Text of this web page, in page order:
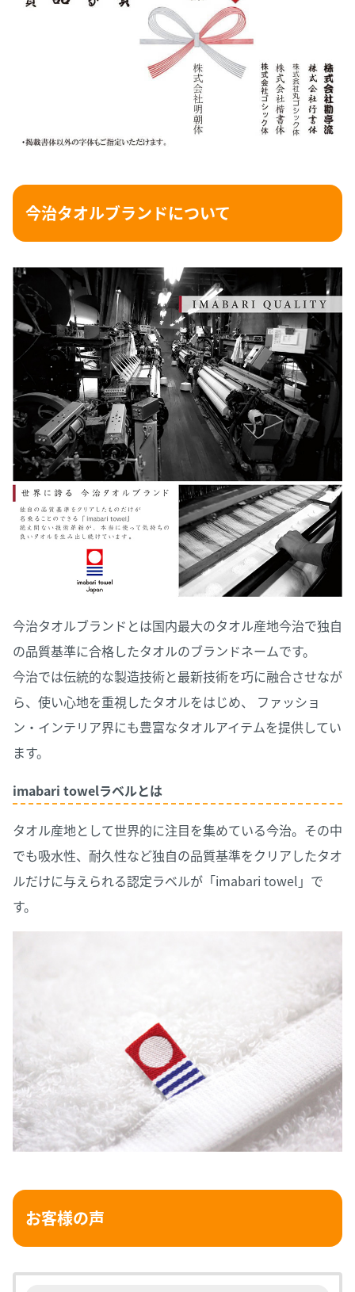
今治タオルブランドについて
今治タオルブランドとは国内最大のタオル産地今治で独自
の品質基準に合格したタオルのブランドネームです。
今治では伝統的な製造技術と最新技術を巧に融合させなが
ら、使い心地を重視したタオルをはじめ、 ファッショ
ン・インテリア界にも豊富なタオルアイテムを提供してい
ます。
imabari towelラベルとは
タオル産地として世界的に注目を集めている今治。その中
でも吸水性、耐久性など独自の品質基準をクリアしたタオ
ルだけに与えられる認定ラベルが「imabari towel」で
す。
お客様の声